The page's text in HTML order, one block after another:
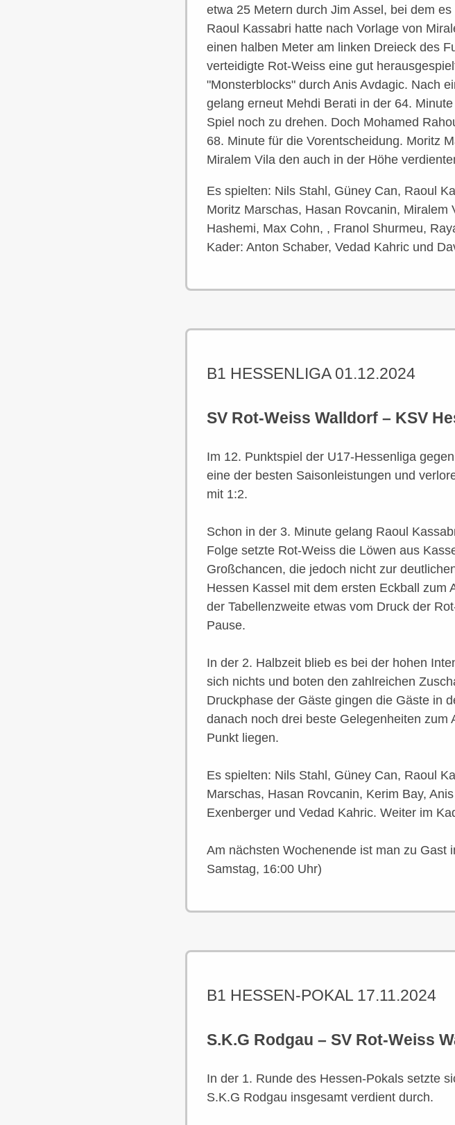
etwa 25 Metern durch Jim Assel, bei dem
Raoul Kassabri hatte nach Vorlage von
einen halben Meter am linken Dreieck des
verteidigte Rot-Weiss eine gut
"Monsterblocks" durch Anis Avdagic. Nach
gelang erneut Mehdi Berati in der 64.
Spiel noch zu drehen. Doch Mohamed
68. Minute für die Vorentscheidung. Moritz
Miralem Vila den auch in der Höhe
Es spielten: Nils Stahl, Güney Can, Raoul
Moritz Marschas, Hasan Rovcanin, Miralem
Hashemi, Max Cohn, , Franol Shurmeu,
Kader: Anton Schaber, Vedad Kahric und
B1 HESSENLIGA 01.12.2024
SV Rot-Weiss Walldorf – KSV
Im 12. Punktspiel der U17-Hessenliga
eine der besten Saisonleistungen und
mit 1:2.
Schon in der 3. Minute gelang Raoul
Folge setzte Rot-Weiss die Löwen aus
Großchancen, die jedoch nicht zur
Hessen Kassel mit dem ersten Eckball zum
der Tabellenzweite etwas vom Druck der
Pause.
In der 2. Halbzeit blieb es bei der hohen
sich nichts und boten den zahlreichen
Druckphase der Gäste gingen die Gäste in
danach noch drei beste Gelegenheiten
Punkt liegen.
Es spielten: Nils Stahl, Güney Can, Raoul
Marschas, Hasan Rovcanin, Kerim Bay,
Exenberger und Vedad Kahric. Weiter im
Am nächsten Wochenende ist man zu Gast
Samstag, 16:00 Uhr)
B1 HESSEN-POKAL 17.11.2024
S.K.G Rodgau – SV Rot-Weiss
In der 1. Runde des Hessen-Pokals setzte
S.K.G Rodgau insgesamt verdient durch.